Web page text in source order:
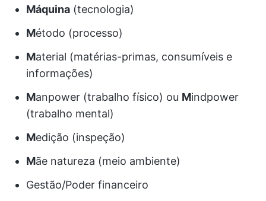
Máquina (tecnologia)
Método (processo)
Material (matérias-primas, consumíveis e
informações)
Manpower (trabalho físico) ou Mindpower
(trabalho mental)
Medição (inspeção)
Mãe natureza (meio ambiente)
Gestão/Poder financeiro